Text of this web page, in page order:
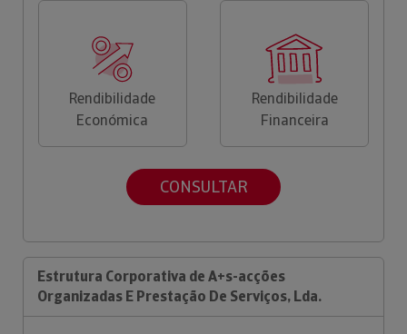
Rendibilidade
Económica
Rendibilidade
Financeira
CONSULTAR
Estrutura Corporativa de A+s-acções
Organizadas E Prestação De Serviços, Lda.